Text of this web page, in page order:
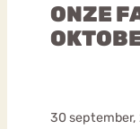
ONZE
30 september,